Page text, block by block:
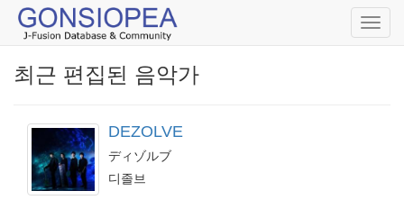
최근 편집된 음악가
DEZOLVE
ディゾルブ
디졸브